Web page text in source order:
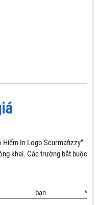
Hiểm In Logo Scurmafizzy”
khai. Các trường bắt buộc
bạn *